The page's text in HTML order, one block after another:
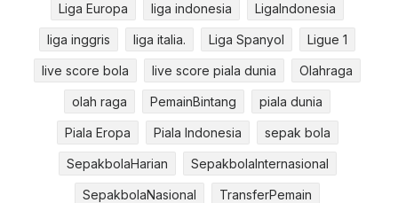
Liga Europa liga indonesia LigaIndonesia
liga inggris liga italia. Liga Spanyol Ligue 1
live score bola live score piala dunia Olahraga
olah raga PemainBintang piala dunia
Piala Eropa Piala Indonesia sepak bola
SepakbolaHarian SepakbolaInternasional
SepakbolaNasional TransferPemain